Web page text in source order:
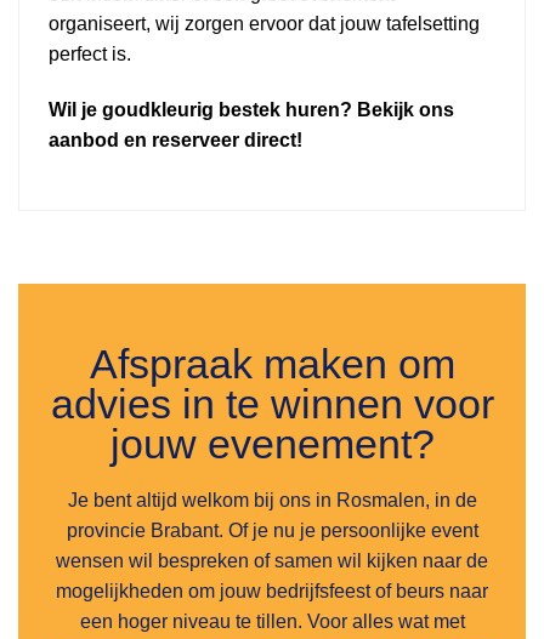
organiseert, wij zorgen ervoor dat jouw tafelsetting
perfect is.
Wil je goudkleurig bestek huren? Bekijk ons
aanbod en reserveer direct!
Afspraak maken om
advies in te winnen voor
jouw evenement?
Je bent altijd welkom bij ons in Rosmalen, in de
provincie Brabant. Of je nu je persoonlijke event
wensen wil bespreken of samen wil kijken naar de
mogelijkheden om jouw bedrijfsfeest of beurs naar
een hoger niveau te tillen. Voor alles wat met